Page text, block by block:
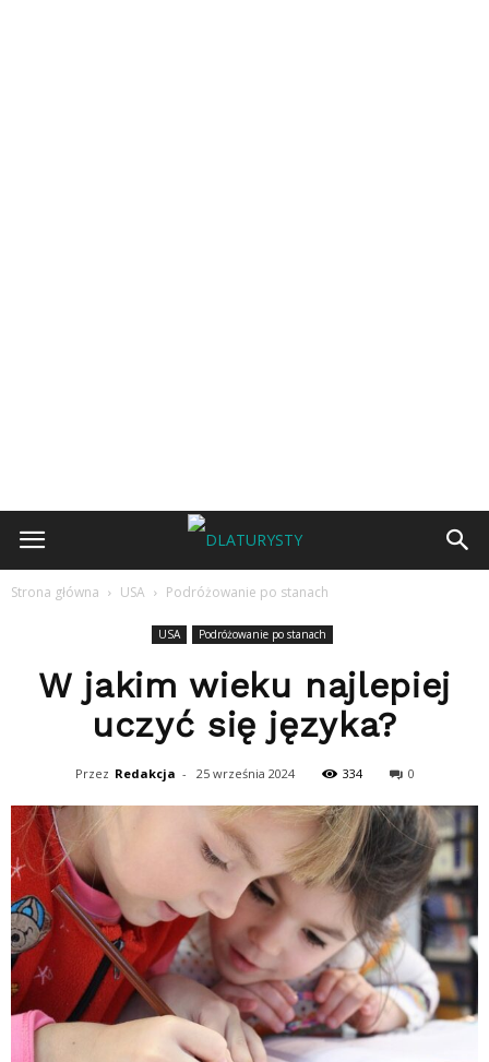
Strona główna USA Podróżowanie po stanach
USA Podróżowanie po stanach
W jakim wieku najlepiej
uczyć się języka?
Przez Redakcja - 25 września 2024 334 0